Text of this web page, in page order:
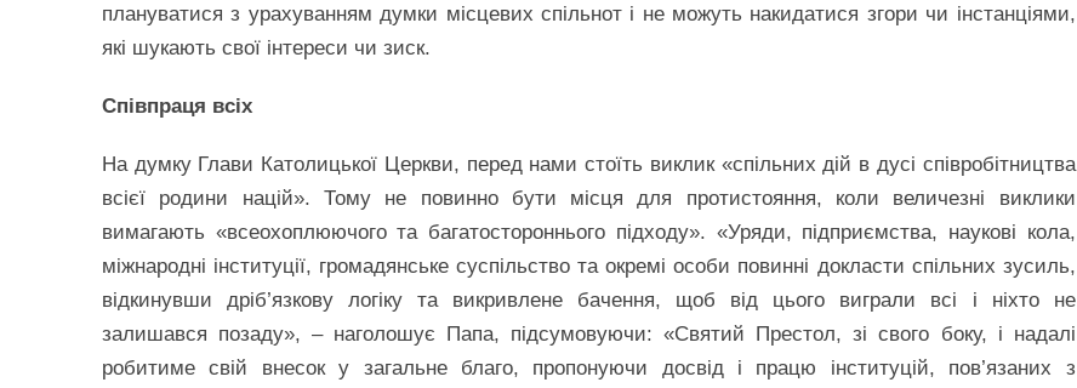
плануватися з урахуванням думки місцевих спільнот і не можуть накидатися згори чи інстанціями,
які шукають свої інтереси чи зиск.
Співпраця всіх
На думку Глави Католицької Церкви, перед нами стоїть виклик «спільних дій в дусі співробітництва
всієї родини націй». Тому не повинно бути місця для протистояння, коли величезні виклики
вимагають «всеохоплюючого та багатостороннього підходу». «Уряди, підприємства, наукові кола,
міжнародні інституції, громадянське суспільство та окремі особи повинні докласти спільних зусиль,
відкинувши дріб’язкову логіку та викривлене бачення, щоб від цього виграли всі і ніхто не
залишався позаду», – наголошує Папа, підсумовуючи: «Святий Престол, зі свого боку, і надалі
робитиме свій внесок у загальне благо, пропонуючи досвід і працю інституцій, пов’язаних з